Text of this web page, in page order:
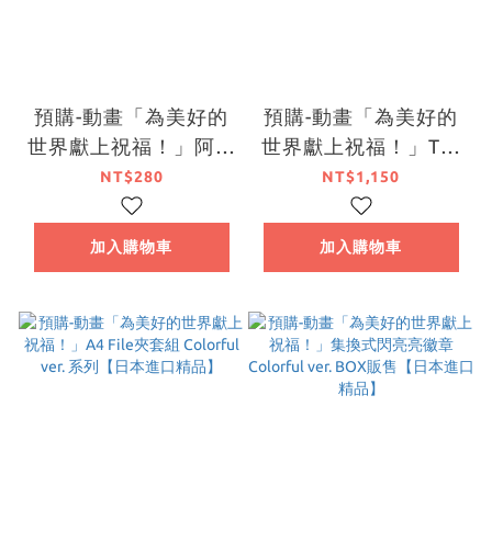
預購-動畫「為美好的
世界獻上祝福！」阿克
西斯教 A4 File夾＆貼
紙【日本進口精品】
NT$280
加入購物車
預購-動畫「為美好的
世界獻上祝福！」T恤
Colorful ver. 【日本
進口精品】
NT$1,150
加入購物車